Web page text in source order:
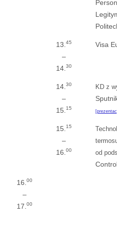
13. 45
–
14. 30
Visa
14. 30
–
15. 15
KD z
15. 15
–
16. 00
od
16. 00
–
17. 00